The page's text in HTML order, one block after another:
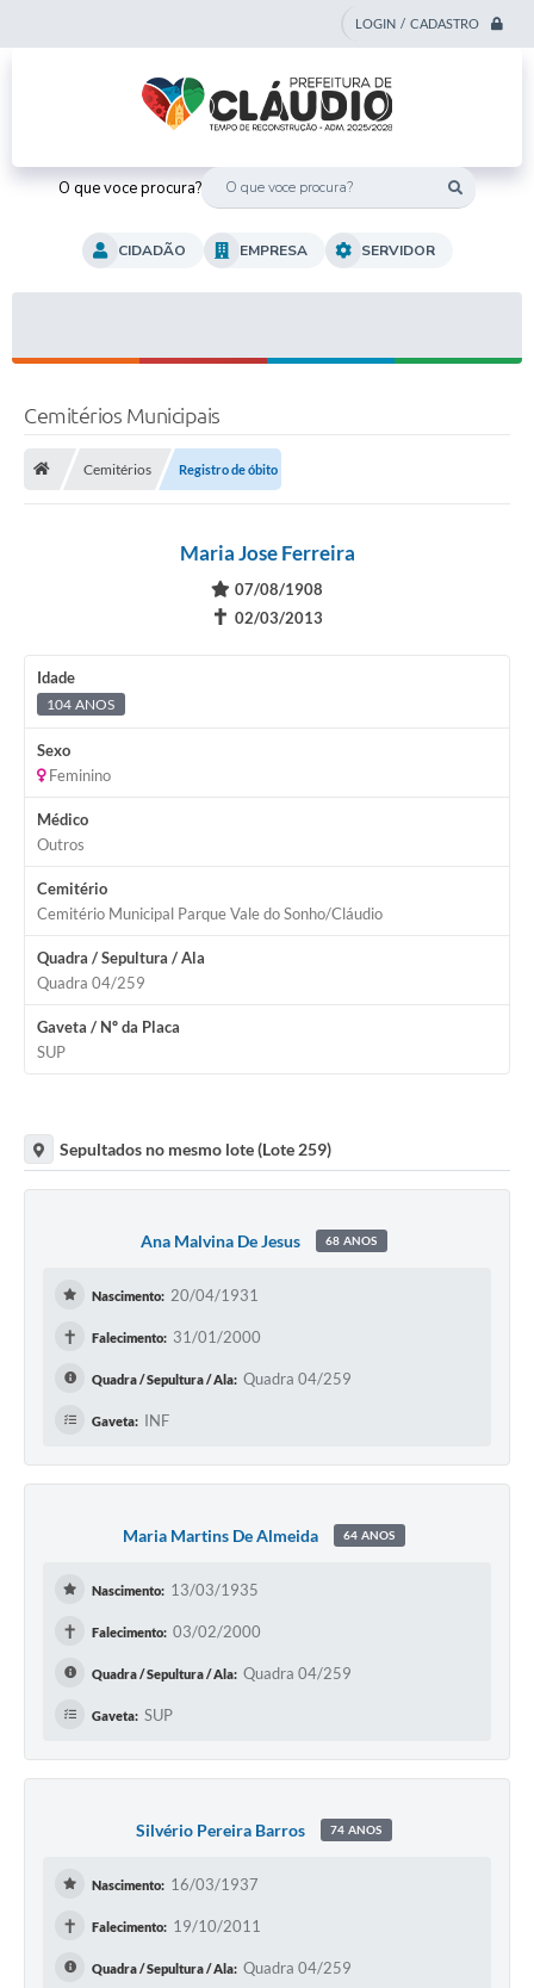
LOGIN / CADASTRO
O que voce procura?
CIDADÃO EMPRESA SERVIDOR
Cemitérios Municipais
Cemitérios Registro de óbito
Maria Jose Ferreira
07/08/1908
✝ 02/03/2013
Idade
104 ANOS
Sexo
Feminino
Médico
Outros
Cemitério
Cemitério Municipal Parque Vale do Sonho/Cláudio
Quadra / Sepultura / Ala
Quadra 04/259
Gaveta / Nº da Placa
SUP
Sepultados no mesmo lote (Lote 259)
Ana Malvina De Jesus 68 ANOS
Nascimento: 20/04/1931
✝ Falecimento: 31/01/2000
Quadra / Sepultura / Ala: Quadra 04/259
Gaveta: INF
Maria Martins De Almeida 64 ANOS
Nascimento: 13/03/1935
✝ Falecimento: 03/02/2000
Quadra / Sepultura / Ala: Quadra 04/259
Gaveta: SUP
Silvério Pereira Barros 74 ANOS
Nascimento: 16/03/1937
✝ Falecimento: 19/10/2011
Quadra / Sepultura / Ala: Quadra 04/259